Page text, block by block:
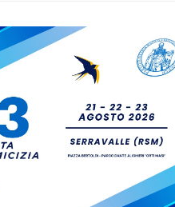
San Marino. USL:
l’inferno di Marcinelle
diventi monito e
6 Agosto 2026
San Marino. Sindacati:
PdL famiglia, alla
prima sessione